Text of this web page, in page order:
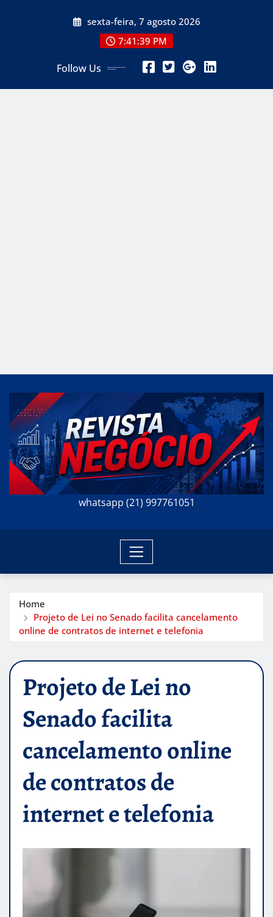
sexta-feira, 7 agosto 2026
7:41:41 PM
Follow Us
whatsapp (21) 997761051
Home
Projeto de Lei no Senado facilita cancelamento
online de contratos de internet e telefonia
Projeto de Lei no
Senado facilita
cancelamento online
de contratos de
internet e telefonia